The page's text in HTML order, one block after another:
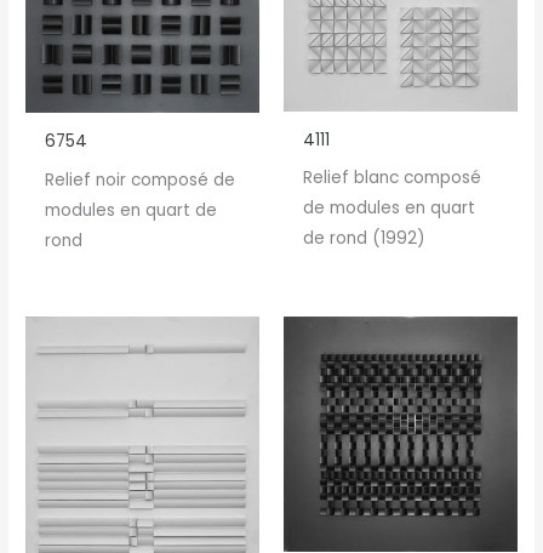
6754
Relief noir composé de
modules en quart de
rond
4111
Relief blanc composé
de modules en quart
de rond (1992)